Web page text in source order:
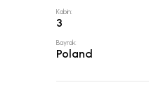
Kabin:
3
Bayrak:
Poland